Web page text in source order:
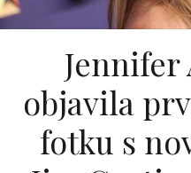
Jennifer
objavila
fotku s